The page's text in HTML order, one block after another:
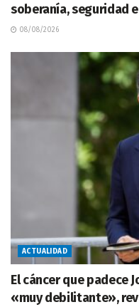
soberanía, seguridad
08/08/2026
ACTUALIDAD
El cáncer que padece
«muy debilitante»,